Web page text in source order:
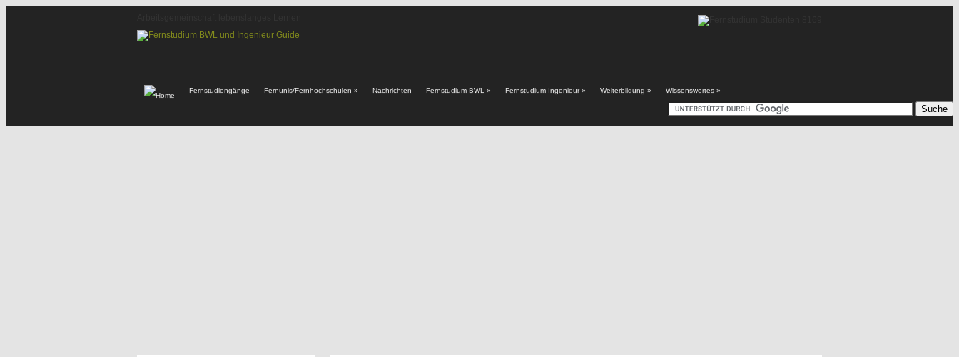
Fernstudiengänge Fernunis/Fernhochschulen » Nachrichten Fernstudium BWL » Fernstudium Ingenieur» Weiterbildung » Wissenswertes »